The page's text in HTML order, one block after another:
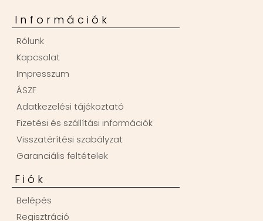
Információk
Rólunk
Kapcsolat
Impresszum
ÁSZF
Adatkezelési tájékoztató
Fizetési és szállítási információk
Visszatérítési szabályzat
Garanciális feltételek
Fiók
Belépés
Regisztráció